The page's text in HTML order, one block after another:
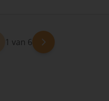
1 van 6